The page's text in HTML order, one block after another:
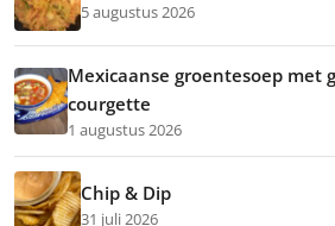
5 augustus 2026
Mexicaanse groentesoep met
courgette
1 augustus 2026
Chip & Dip
31 juli 2026